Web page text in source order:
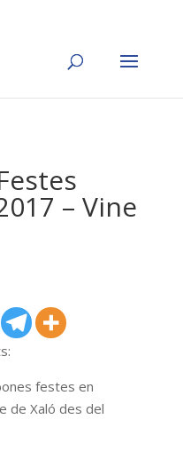
– Vine
festes en
de Xaló des del